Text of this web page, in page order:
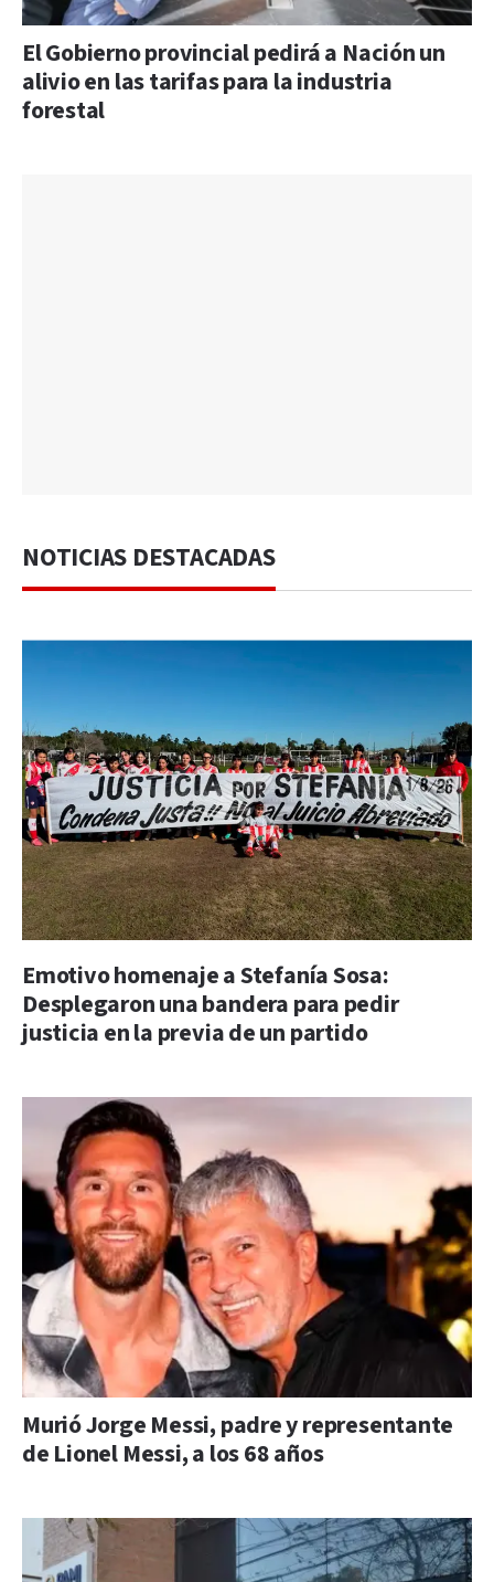
El Gobierno provincial pedirá a Nación un
alivio en las tarifas para la industria
forestal
NOTICIAS DESTACADAS
Emotivo homenaje a Stefanía Sosa:
Desplegaron una bandera para pedir
justicia en la previa de un partido
Murió Jorge Messi, padre y representante
de Lionel Messi, a los 68 años